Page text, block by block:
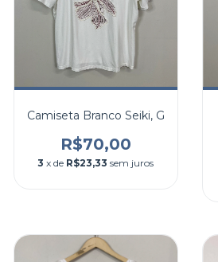
Camiseta Branco Seiki, G
R$70,00
3 x de R$23,33 sem juros